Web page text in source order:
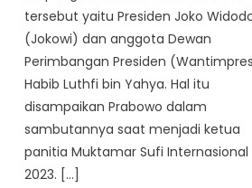
tersebut yaitu Presiden Joko
(Jokowi) dan anggota Dewan
Perimbangan Presiden
Habib Luthfi bin Yahya. Hal itu
disampaikan Prabowo dalam
sambutannya saat menjadi ketua
panitia Muktamar Sufi Internasional
2023. […]